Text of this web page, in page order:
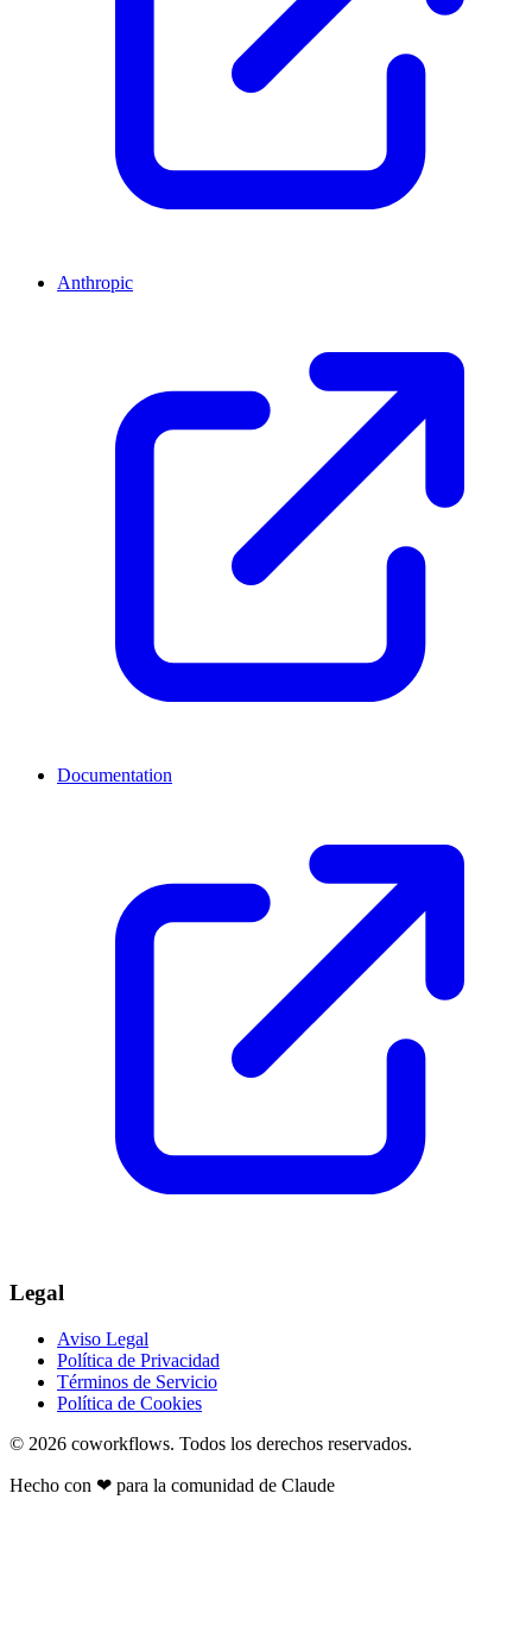
Anthropic
Documentation
Legal
Aviso Legal
Política de Privacidad
Términos de Servicio
Política de Cookies
© 2026 coworkflows. Todos los derechos reservados.
Hecho con ❤ para la comunidad de Claude